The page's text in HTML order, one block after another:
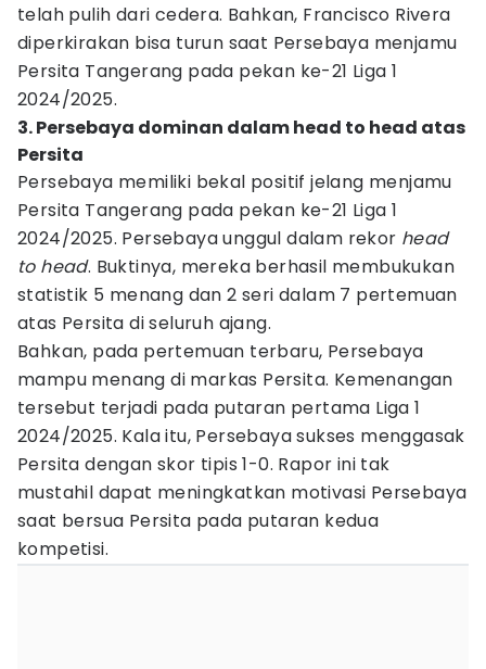
telah pulih dari cedera. Bahkan, Francisco Rivera
diperkirakan bisa turun saat Persebaya menjamu
Persita Tangerang pada pekan ke-21 Liga 1
2024/2025.
3. Persebaya dominan dalam head to head atas
Persita
Persebaya memiliki bekal positif jelang menjamu
Persita Tangerang pada pekan ke-21 Liga 1
2024/2025. Persebaya unggul dalam rekor head
to head. Buktinya, mereka berhasil membukukan
statistik 5 menang dan 2 seri dalam 7 pertemuan
atas Persita di seluruh ajang.
Bahkan, pada pertemuan terbaru, Persebaya
mampu menang di markas Persita. Kemenangan
tersebut terjadi pada putaran pertama Liga 1
2024/2025. Kala itu, Persebaya sukses menggasak
Persita dengan skor tipis 1-0. Rapor ini tak
mustahil dapat meningkatkan motivasi Persebaya
saat bersua Persita pada putaran kedua
kompetisi.